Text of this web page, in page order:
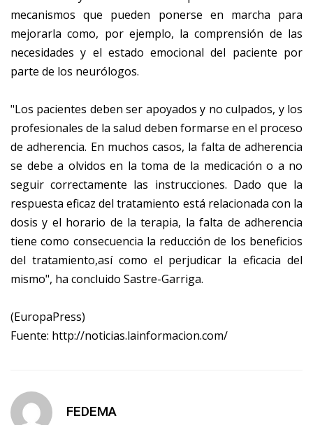
mecanismos que pueden ponerse en marcha para
mejorarla como, por ejemplo, la comprensión de las
necesidades y el estado emocional del paciente por
parte de los neurólogos.
"Los pacientes deben ser apoyados y no culpados, y los
profesionales de la salud deben formarse en el proceso
de adherencia. En muchos casos, la falta de adherencia
se debe a olvidos en la toma de la medicación o a no
seguir correctamente las instrucciones. Dado que la
respuesta eficaz del tratamiento está relacionada con la
dosis y el horario de la terapia, la falta de adherencia
tiene como consecuencia la reducción de los beneficios
del tratamiento,así como el perjudicar la eficacia del
mismo", ha concluido Sastre-Garriga.
(EuropaPress)
Fuente: http://noticias.lainformacion.com/
FEDEMA